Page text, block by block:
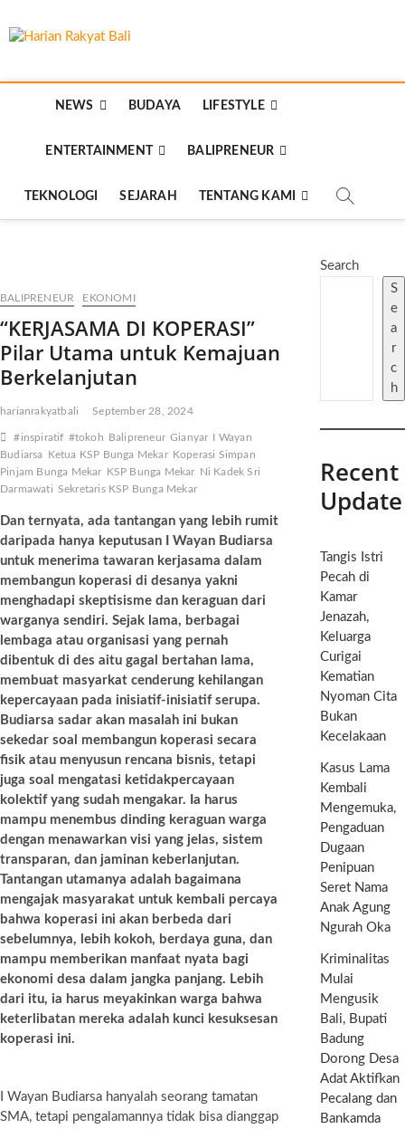
to
Bali
NEWS BUDAYA LIFESTYLE
ENTERTAINMENT BALIPRENEUR
TEKNOLOGI SEJARAH TENTANG KAMI
BALIPRENEUR EKONOMI
“KERJASAMA DI KOPERASI”
Pilar Utama untuk Kemajuan
Berkelanjutan
harianrakyatbali September 28, 2024
#inspiratif #tokoh Balipreneur Gianyar I Wayan
Budiarsa
Ketua KSP Bunga Mekar Koperasi Simpan
Pinjam Bunga Mekar KSP Bunga Mekar Ni Kadek Sri
Darmawati Sekretaris KSP Bunga Mekar
Dan ternyata, ada tantangan yang lebih rumit
daripada hanya keputusan I Wayan Budiarsa
untuk menerima tawaran kerjasama dalam
membangun koperasi di desanya yakni
menghadapi skeptisisme dan keraguan dari
warganya sendiri. Sejak lama, berbagai
lembaga atau organisasi yang pernah
dibentuk di des aitu gagal bertahan lama,
membuat masyarkat cenderung kehilangan
kepercayaan pada inisiatif-inisiatif serupa.
Budiarsa sadar akan masalah ini bukan
sekedar soal membangun koperasi secara
fisik atau menyusun rencana bisnis, tetapi
juga soal mengatasi ketidakpercayaan
kolektif yang sudah mengakar. Ia harus
mampu menembus dinding keraguan warga
dengan menawarkan visi yang jelas, sistem
transparan, dan jaminan keberlanjutan.
Tantangan utamanya adalah bagaimana
mengajak masyarakat untuk kembali percaya
bahwa koperasi ini akan berbeda dari
sebelumnya, lebih kokoh, berdaya guna, dan
mampu memberikan manfaat nyata bagi
ekonomi desa dalam jangka panjang. Lebih
dari itu, ia harus meyakinkan warga bahwa
keterlibatan mereka adalah kunci kesuksesan
koperasi ini.
I Wayan Budiarsa hanyalah seorang tamatan
SMA, tetapi pengalamannya tidak bisa dianggap
Search
S
e
a
r
c
h
Recent
Update
Tangis Istri
Pecah di
Kamar
Jenazah,
Keluarga
Curigai
Kematian
Nyoman Cita
Bukan
Kecelakaan
Kasus Lama
Kembali
Mengemuka,
Pengaduan
Dugaan
Penipuan
Seret Nama
Anak Agung
Ngurah Oka
Kriminalitas
Mulai
Mengusik
Bali, Bupati
Badung
Dorong Desa
Adat Aktifkan
Pecalang dan
Bankamda